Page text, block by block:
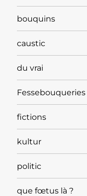
bouquins
caustic
du vrai
Fessebouqueries
fictions
kultur
politic
que fœtus là ?